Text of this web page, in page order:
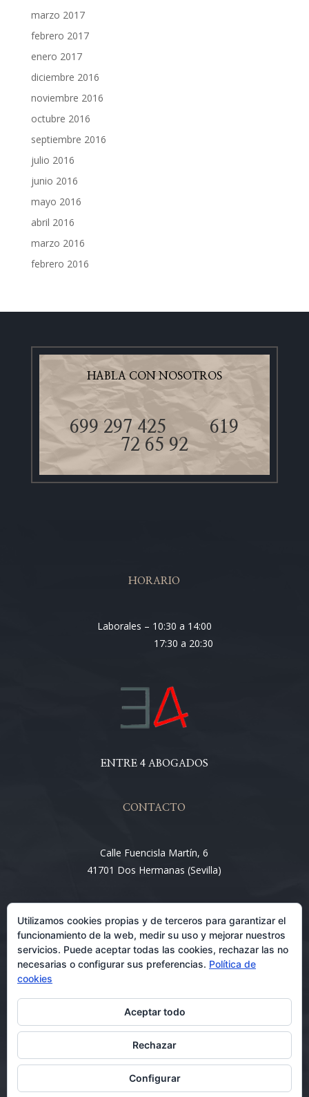
marzo 2017
febrero 2017
enero 2017
diciembre 2016
noviembre 2016
octubre 2016
septiembre 2016
julio 2016
junio 2016
mayo 2016
abril 2016
marzo 2016
febrero 2016
HABLA CON NOSOTROS
699 297 425619
72 65 92
HORARIO
Laborales – 10:30 a 14:00
17:30 a 20:30
ENTRE 4 ABOGADOS
CONTACTO
Calle Fuencisla Martín, 6
41701 Dos Hermanas (Sevilla)
Email:
info@entre4abogados.com
Abogados en Dos Hermanas 08/07/2026
Utilizamos cookies propias y de terceros para garantizar el
funcionamiento de la web, medir su uso y mejorar nuestros
servicios. Puede aceptar todas las cookies, rechazar las no
necesarias o configurar sus preferencias. Política de
cookies
Aceptar todo
Rechazar
Configurar